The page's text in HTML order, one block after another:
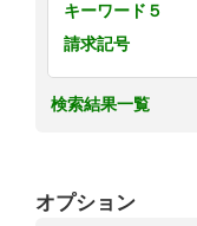
キーワード５
請求記号
検索結果一覧
オプション